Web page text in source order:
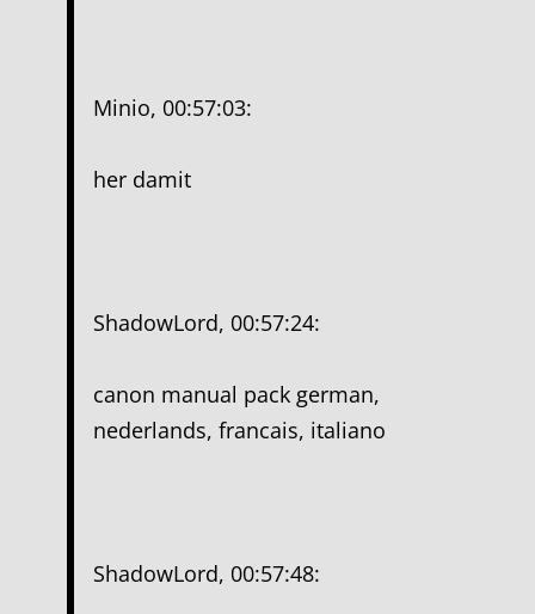
Minio, 00:57:03:
her damit
ShadowLord, 00:57:24:
canon manual pack german,
nederlands, francais, italiano
ShadowLord, 00:57:48: